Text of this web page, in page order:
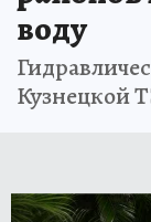
воду
Кузнецкой